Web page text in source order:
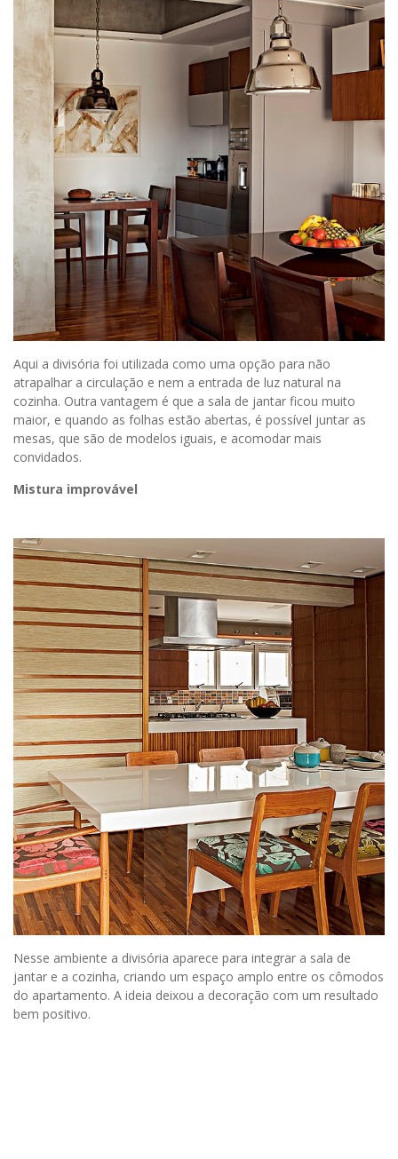
Aqui a divisória foi utilizada como uma opção para não
atrapalhar a circulação e nem a entrada de luz natural na
cozinha. Outra vantagem é que a sala de jantar ficou muito
maior, e quando as folhas estão abertas, é possível juntar as
mesas, que são de modelos iguais, e acomodar mais
convidados.
Mistura improvável
Nesse ambiente a divisória aparece para integrar a sala de
jantar e a cozinha, criando um espaço amplo entre os cômodos
do apartamento. A ideia deixou a decoração com um resultado
bem positivo.